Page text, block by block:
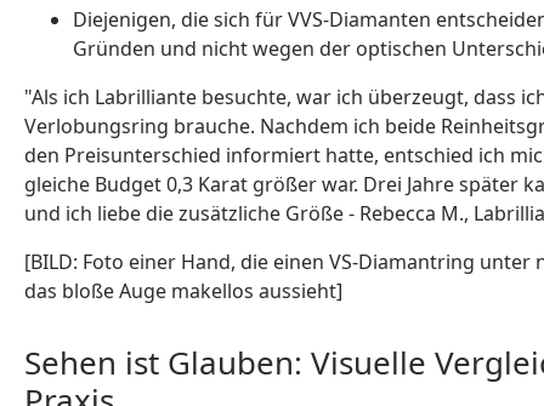
Diejenigen, die sich für VVS-Diamanten
Gründen und nicht wegen der optischen
"Als ich Labrilliante besuchte, war ich überzeugt, dass
Verlobungsring brauche. Nachdem ich beide
den Preisunterschied informiert hatte, entschied ich
gleiche Budget 0,3 Karat größer war. Drei Jahre später
und ich liebe die zusätzliche Größe - Rebecca M.,
[BILD: Foto einer Hand, die einen VS-Diamantring
das bloße Auge makellos aussieht]
Sehen ist Glauben: Visuelle